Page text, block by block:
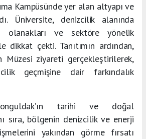
Kampüsünde yer alan altyapı ve
Üniversite, denizcilik alanında
olanakları ve sektöre yönelik
dikkat çekti. Tanıtımın ardından,
Müzesi ziyareti gerçekleştirilerek,
geçmişine dair farkındalık
tarihi ve doğal
sıra, bölgenin denizcilik ve enerji
yakından görme fırsatı